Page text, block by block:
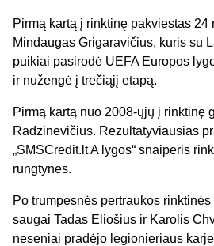
Pirmą kartą į rinktinę pakviestas 24
Mindaugas Grigaravičius, kuris su
puikiai pasirodė UEFA Europos
ir nužengė į trečiąjį etapą.
Pirmą kartą nuo 2008-ųjų į rinktinę
Radzinevičius. Rezultatyviausias
„SMSCredit.lt A lygos“ snaiperis
rungtynes.
Po trumpesnės pertraukos
saugai Tadas Eliošius ir Karolis
neseniai pradėjo legionieriaus